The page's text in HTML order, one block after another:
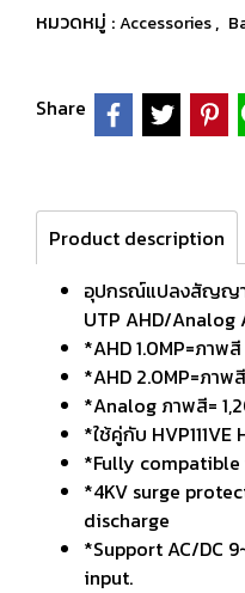
หมวดหมู่ :Accessories,
Share
Product description
อุปกรณ์แปลงสัญญา
UTP AHD/Analog
*AHD 1.0MP=ภาพ
*AHD 2.0MP=ภาพ
*Analog ภาพสี=
*ใช้คู่กับ HVP111VE
*Fully compatible
*4KV surge
discharge
*Support AC/DC
input.